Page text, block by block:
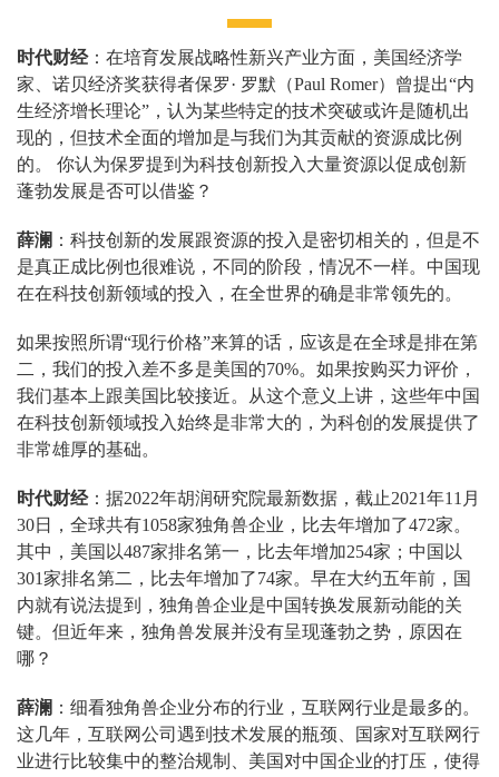
时代财经：在培育发展战略性新兴产业方面，美国经济学
家、诺贝经济奖获得者保罗· 罗默（Paul Romer）曾提出“内
生经济增长理论”，认为某些特定的技术突破或许是随机出
现的，但技术全面的增加是与我们为其贡献的资源成比例
的。 你认为保罗提到为科技创新投入大量资源以促成创新
蓬勃发展是否可以借鉴？
薛澜 ：科技创新的发展跟资源的投入是密切相关的，但是不
是真正成比例也很难说，不同的阶段，情况不一样。中国现
在在科技创新领域的投入，在全世界的确是非常领先的。
如果按照所谓“现行价格”来算的话，应该是在全球是排在第
二，我们的投入差不多是美国的70%。如果按购买力评价，
我们基本上跟美国比较接近。从这个意义上讲，这些年中国
在科技创新领域投入始终是非常大的，为科创的发展提供了
非常雄厚的基础。
时代财经：据2022年胡润研究院最新数据，截止2021年11月
30日，全球共有1058家独角兽企业，比去年增加了472家。
其中，美国以487家排名第一，比去年增加254家；中国以
301家排名第二，比去年增加了74家。早在大约五年前，国
内就有说法提到，独角兽企业是中国转换发展新动能的关
键。但近年来，独角兽发展并没有呈现蓬勃之势，原因在
哪？
薛澜 ：细看独角兽企业分布的行业，互联网行业是最多的。
这几年，互联网公司遇到技术发展的瓶颈、国家对互联网行
业进行比较集中的整治规制、美国对中国企业的打压，使得